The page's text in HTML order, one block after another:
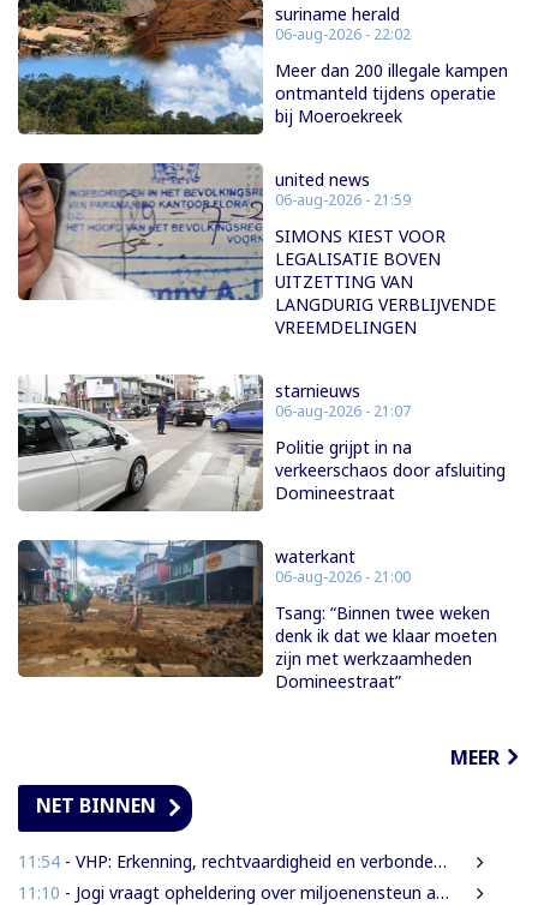
suriname herald
06-aug-2026 - 22:02
Meer dan 200 illegale kampen
ontmanteld tijdens operatie
bij Moeroekreek
united news
06-aug-2026 - 21:59
SIMONS KIEST VOOR
LEGALISATIE BOVEN
UITZETTING VAN
LANGDURIG VERBLIJVENDE
VREEMDELINGEN
starnieuws
06-aug-2026 - 21:07
Politie grijpt in na
verkeerschaos door afsluiting
Domineestraat
waterkant
06-aug-2026 - 21:00
Tsang: “Binnen twee weken
denk ik dat we klaar moeten
zijn met werkzaamheden
Domineestraat”
MEER
NET BINNEN
11:54 - VHP: Erkenning, rechtvaardigheid en verbondenheid op 9 augustus
11:10 - Jogi vraagt opheldering over miljoenensteun aan SLM en behaalde resultaten